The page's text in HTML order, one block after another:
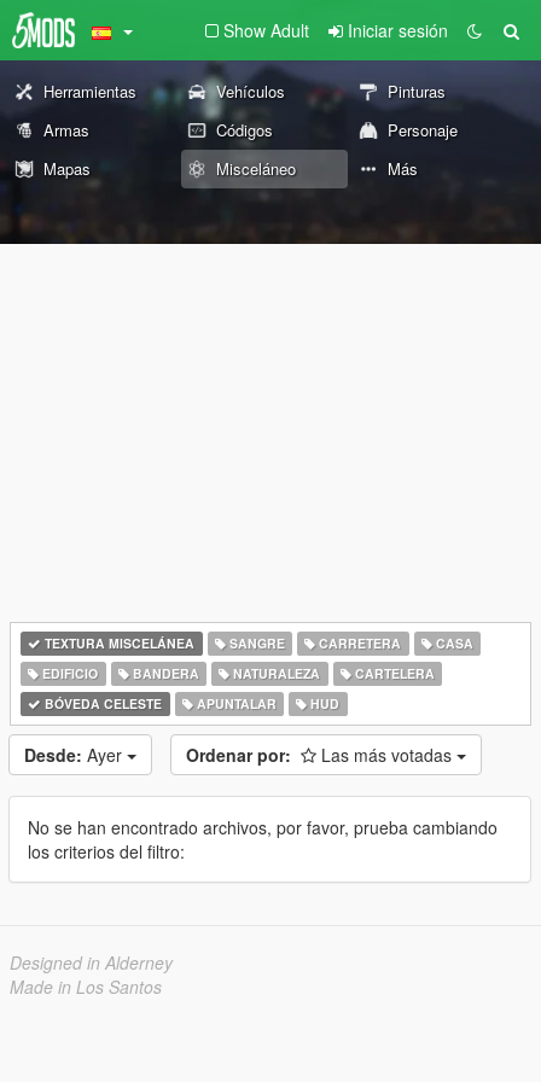
Show Adult Iniciar sesión
Herramientas Vehículos
Pinturas
Armas
Códigos
Personaje
Mapas
Misceláneo Más
TEXTURA MISCELÁNEA SANGRE CARRETERA
CASA
EDIFICIO
BANDERA NATURALEZA
CARTELERA
BÓVEDA CELESTE
APUNTALAR HUD
Desde: Ayer Ordenar por: Las más votadas
No se han encontrado archivos, por favor, prueba cambiando
los criterios del filtro:
Designed in Alderney
Made in Los Santos